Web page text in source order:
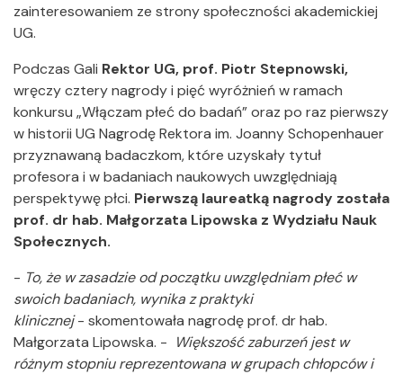
zainteresowaniem ze strony społeczności akademickiej
UG.
Podczas Gali Rektor UG, prof. Piotr Stepnowski,
wręczy cztery nagrody i pięć wyróżnień w ramach
konkursu „Włączam płeć do badań” oraz po raz pierwszy
w historii UG Nagrodę Rektora im. Joanny Schopenhauer
przyznawaną badaczkom, które uzyskały tytuł
profesora i w badaniach naukowych uwzględniają
perspektywę płci. Pierwszą laureatką nagrody została
prof. dr hab. Małgorzata Lipowska z Wydziału Nauk
Społecznych.
- To, że w zasadzie od początku uwzględniam płeć w
swoich badaniach, wynika z praktyki
klinicznej- skomentowała nagrodę prof. dr hab.
Małgorzata Lipowska. - Większość zaburzeń jest w
różnym stopniu reprezentowana w grupach chłopców i